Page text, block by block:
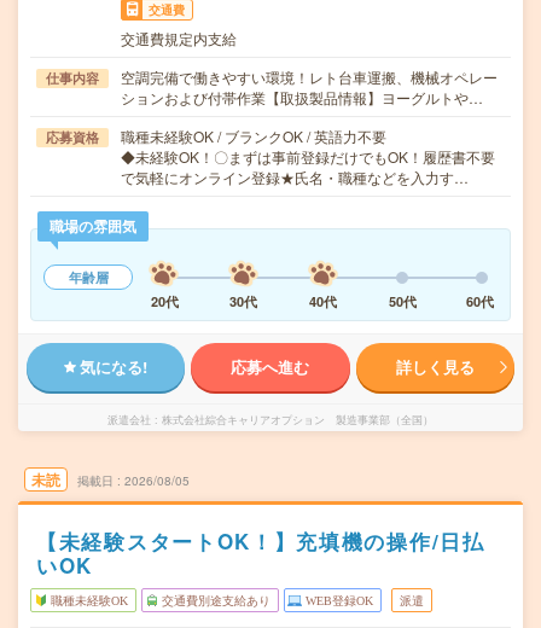
交通費
交通費規定内支給
仕事内容
空調完備で働きやすい環境！レト台車運搬、機械オペレー
ションおよび付帯作業【取扱製品情報】ヨーグルトや…
応募資格
職種未経験OK / ブランクOK / 英語力不要
◆未経験OK！〇まずは事前登録だけでもOK！履歴書不要
で気軽にオンライン登録★氏名・職種などを入力す…
職場の雰囲気
年齢層
20代
30代 40代 50代 60代
気になる! 応募へ進む 詳しく見る
派遣会社 株式会社綜合キャリアオプション 製造事業部（全国）
未読 掲載日 2026/08/05
【未経験スタートOK！】充填機の操作/日払
いOK
職種未経験OK 交通費別途支給あり WEB登録OK 派遣